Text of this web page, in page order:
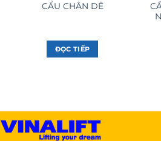
CẨU CHÂN DÊ
ĐỌC TIẾP